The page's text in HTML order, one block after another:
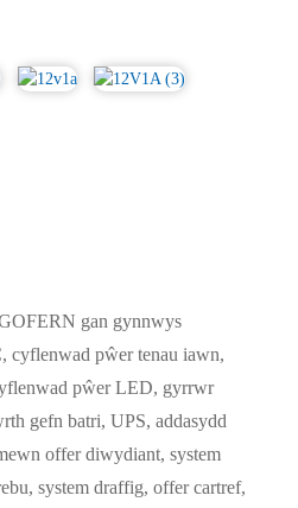
gan gynnwys
cyflenwad pŵer tenau iawn,
pŵer LED, gyrrwr
gefn batri, UPS, addasydd
offer diwydiant, system
system draffig, offer cartref,